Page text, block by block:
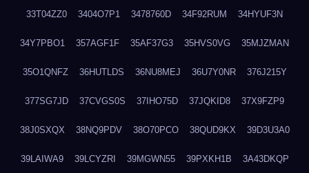
33T04ZZ0 3404O7P1 3478760D 34F92RUM 34HYUF3N
34Y7PBO1 357AGF1F 35AF37G3 35HVS0VG 35MJZMAN
35O1QNFZ 36HUTLDS 36NU8MEJ 36U7Y0NR 376J215Y
377SG7JD 37CVGS0S 37IHO75D 37JQKID8 37X9FZP9
38J0SXQX 38NQ9PDV 38O70PCO 38QUD9KX 39D3U3A0
39LAIWA9 39LCYZRI 39MGWN55 39PXKH1B 3A43DKQP